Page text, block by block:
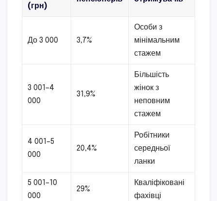
(грн)
До 3 000 3,7%
Особи з
мінімальним
стажем
3 001–4
000
31,9%
Більшість
жінок з
неповним
стажем
4 001–5
000
20,4%
Робітники
середньої
ланки
5 001–10
000
29%
Кваліфіковані
фахівці